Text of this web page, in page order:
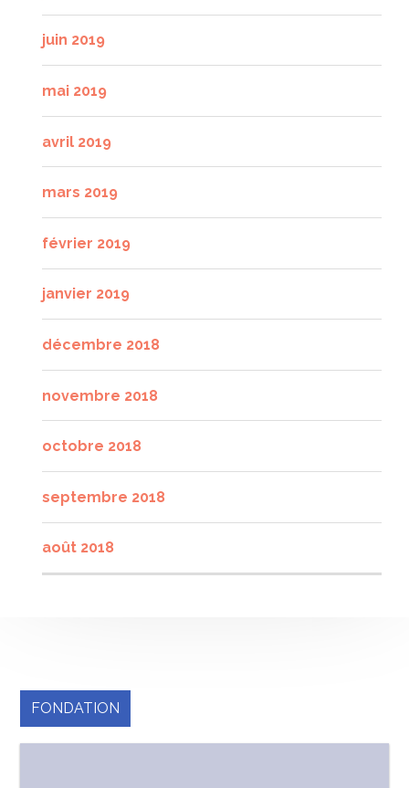
juin 2019
mai 2019
avril 2019
mars 2019
février 2019
janvier 2019
décembre 2018
novembre 2018
octobre 2018
septembre 2018
août 2018
FONDATION